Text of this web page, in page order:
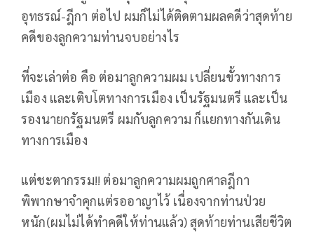
อุทธรณ์-ฎีกา ต่อไป ผมก็ไม่ได้ติดตามผลคดีว่าสุดท้าย
คดีของลูกความท่านจบอย่างไร
ที่จะเล่าต่อ คือ ต่อมาลูกความผม เปลี่ยนขั้วทางการ
เมือง และเติบโตทางการเมือง เป็นรัฐมนตรี และเป็น
รองนายกรัฐมนตรี ผมกับลูกความ ก็แยกทางกันเดิน
ทางการเมือง
แต่ชะตากรรม!! ต่อมาลูกความผมถูกศาลฎีกา
พิพากษาจำคุกแต่รออาญาไว้ เนื่องจากท่านป่วย
หนัก(ผมไม่ได้ทำคดีให้ท่านแล้ว) สุดท้ายท่านเสียชีวิต